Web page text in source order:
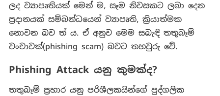
ලද ව්‍යාපෘතියක් මෙන් ම, සෑම නිවසකට ලබා දෙන
ප්‍රදානයක් සම්බන්ධයෙන් ව්‍යාපෘති, ක්‍රියාත්මක
නොවන බව ත් ය. ඒ අනුව මෙම සබැඳි තතුබෑම්
වංචාවක්(phishing scam) බවට තහවුරු වේ.
Phishing Attack යනු කුමක්ද?
තතුබෑම් ප්‍රහාර යනු පරිශීලකයින්ගේ පුද්ගලික